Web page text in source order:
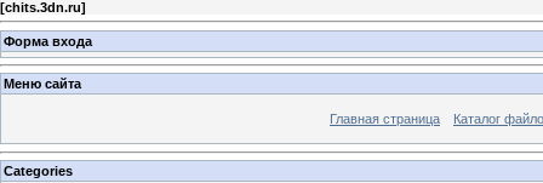
[chits.3dn.ru]
Форма входа
Меню сайта
Главная страница Каталог
Categories